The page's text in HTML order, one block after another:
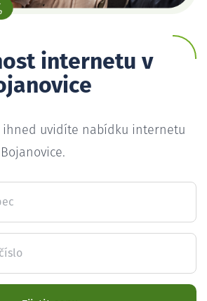
internetu v
ihned uvidíte nabídku internetu